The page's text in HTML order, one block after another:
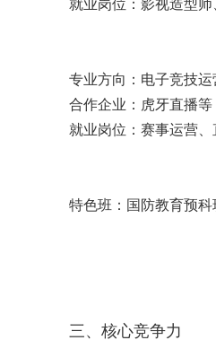
就业岗位： 影视造型
专业方向： 电子竞技运
合作企业： 虎牙直播等
就业岗位： 赛事运营、
特色班：国防教育预科
三、核心竞争力